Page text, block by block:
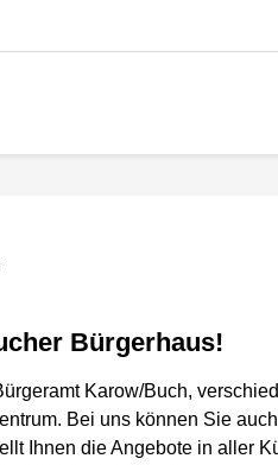
Bürgerhaus!
Karow/Buch,
Bei uns können Sie
Ihnen die Angebote in aller